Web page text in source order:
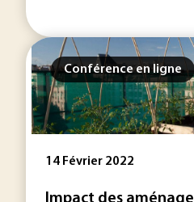
Conférence en ligne
14 Février 2022
Impact des